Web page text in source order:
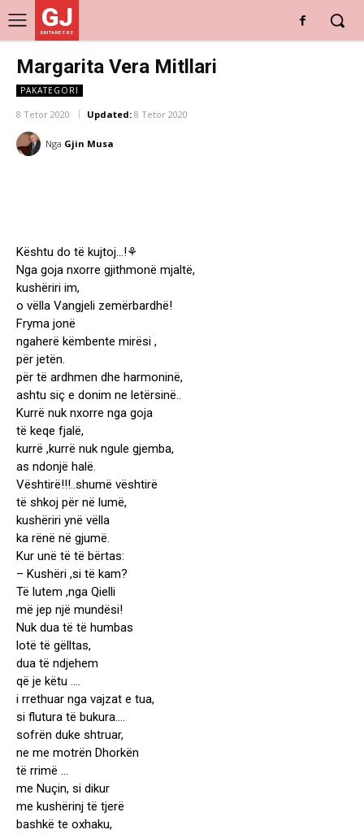
GJ
DRITARE E RE
Margarita Vera Mitllari
PAKATEGORI
8 Tetor 2020 Updated: 8 Tetor 2020
Nga Gjin Musa
Kështu do të kujtoj…!⚘
Nga goja nxorre gjithmonë mjaltë,
kushëriri im,
o vëlla Vangjeli zemërbardhë!
Fryma jonë
ngaherë këmbente mirësi ,
për jetën.
për të ardhmen dhe harmoninë,
ashtu siç e donim ne letërsinë..
Kurrë nuk nxorre nga goja
të keqe fjalë,
kurrë ,kurrë nuk ngule gjemba,
as ndonjë halë.
Vështirë!!!..shumë vështirë
të shkoj për në lumë,
kushëriri ynë vëlla
ka rënë në gjumë.
Kur unë të të bërtas:
– Kushëri ,si të kam?
Të lutem ,nga Qielli
më jep një mundësi!
Nuk dua të të humbas
lotë të gëlltas,
dua të ndjehem
që je këtu ….
i rrethuar nga vajzat e tua,
si flutura të bukura….
sofrën duke shtruar,
ne me motrën Dhorkën
të rrimë …
me Nuçin, si dikur
me kushërinj të tjerë
bashkë te oxhaku,